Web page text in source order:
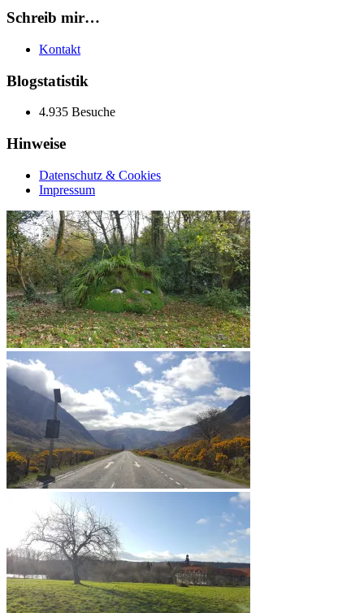
Schreib mir…
Kontakt
Blogstatistik
4.935 Besuche
Hinweise
Datenschutz & Cookies
Impressum